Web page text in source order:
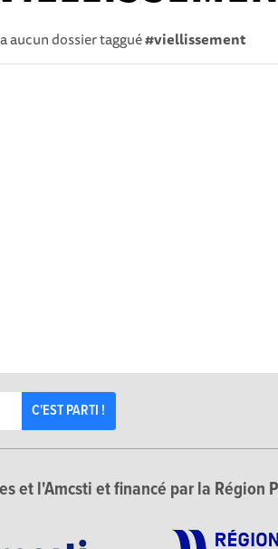
aucun dossier taggué#viellissement
C'EST PARTI !
et l'Amcsti et financé par la Région